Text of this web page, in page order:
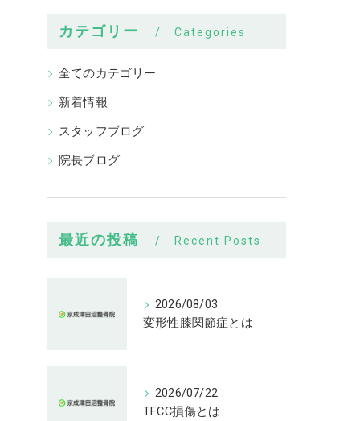
カテゴリー Categories
全てのカテゴリー
新着情報
スタッフブログ
院長ブログ
最近の投稿 Recent Posts
2026/08/03
変形性膝関節症とは
2026/07/22
TFCC損傷とは